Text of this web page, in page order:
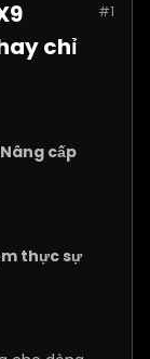
#1
chỉ
cấp
thực sự